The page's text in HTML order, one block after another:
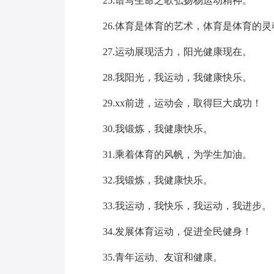
26.体育是体育的艺术，体育是体育的灵
27.运动展现活力，阳光健康现在。
28.我阳光，我运动，我健康快乐。
29.xx前进，运动会，取得巨大成功！
30.我锻炼，我健康快乐。
31.乘着体育的风帆，为学生加油。
32.我锻炼，我健康快乐。
33.我运动，我快乐，我运动，我进步。
34.发展体育运动，促进全民健身！
35.青年运动、友谊和健康。